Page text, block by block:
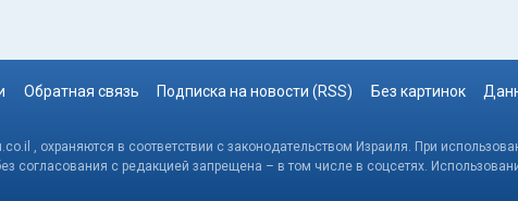
Обратная связь Подписка на новости (RSS) Без картинок
, охраняются в соответствии с законодательством Израиля. При
согласования с редакцией запрещена – в том числе в соцсетях.